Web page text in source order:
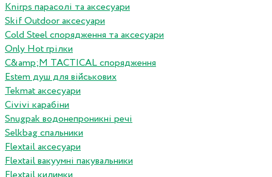
Knirps парасолі та аксесуари
Skif Outdoor аксесуари
Cold Steel спорядження та аксесуари
Only Hot грілки
C&amp;M TACTICAL спорядження
Estem душ для військових
Tekmat аксесуари
Сivivi карабіни
Snugpak водонепроникні речі
Selkbag спальники
Flextail аксесуари
Flextail вакуумні пакувальники